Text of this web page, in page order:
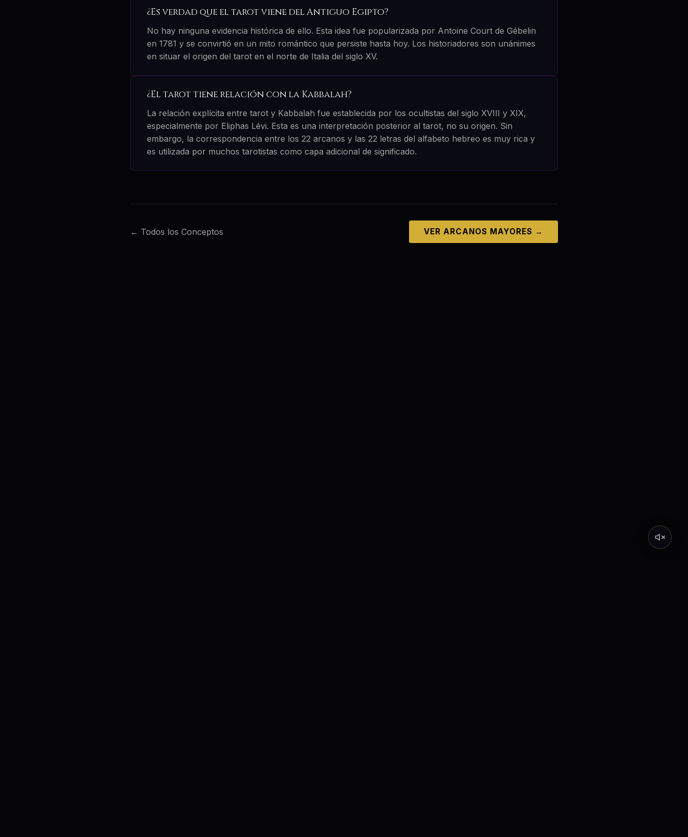
¿Es verdad que el tarot viene del Antiguo Egipto?
No hay ninguna evidencia histórica de ello. Esta idea fue popularizada por Antoine Court de Gébelin
en 1781 y se convirtió en un mito romántico que persiste hasta hoy. Los historiadores son unánimes
en situar el origen del tarot en el norte de Italia del siglo XV.
¿El tarot tiene relación con la Kabbalah?
La relación explícita entre tarot y Kabbalah fue establecida por los ocultistas del siglo XVIII y XIX,
especialmente por Eliphas Lévi. Esta es una interpretación posterior al tarot, no su origen. Sin
embargo, la correspondencia entre los 22 arcanos y las 22 letras del alfabeto hebreo es muy rica y
es utilizada por muchos tarotistas como capa adicional de significado.
← Todos los Conceptos VER ARCANOS MAYORES →